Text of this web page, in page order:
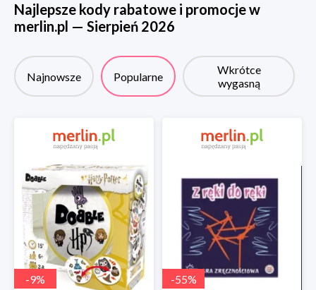
Najlepsze kody rabatowe i promocje w
merlin.pl — Sierpień 2026
Najnowsze Popularne
Wkrótce
wygasną
-9% -55%